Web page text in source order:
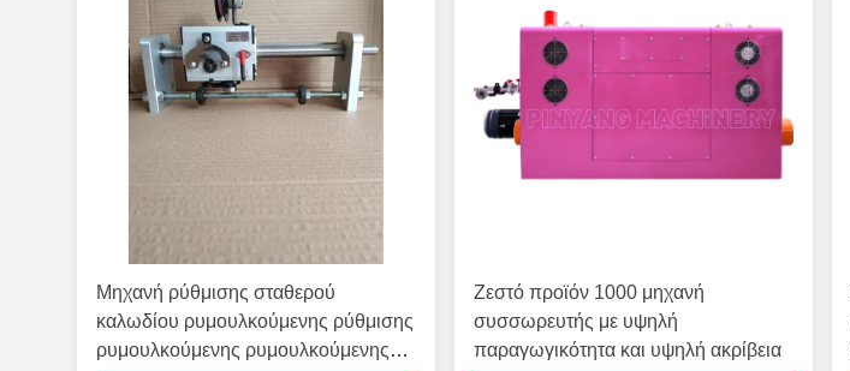
Μηχανή ρύθμισης σταθερού
καλωδίου ρυμουλκούμενης ρύθμισης
ρυμουλκούμενης ρυμουλκούμενης
Ζεστό προϊόν 1000 μηχανή
συσσωρευτής με υψηλή
παραγωγικότητα και υψηλή ακρίβεια